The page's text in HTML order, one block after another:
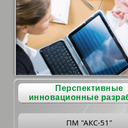
Перспективные
инновационные
ПМ "АКС-51"